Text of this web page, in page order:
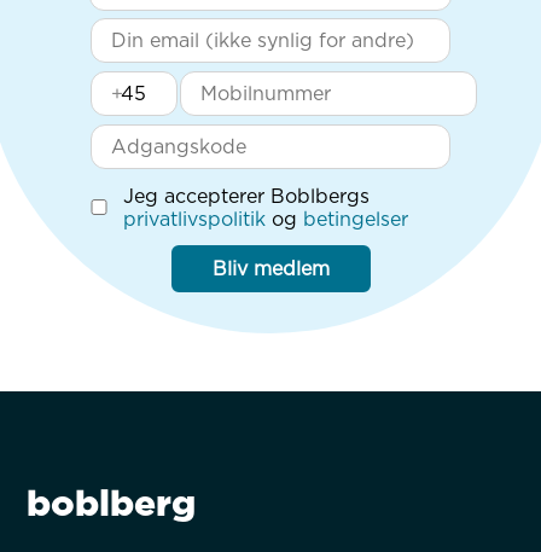
+
Jeg accepterer Boblbergs
privatlivspolitik og betingelser
Bliv medlem
boblberg